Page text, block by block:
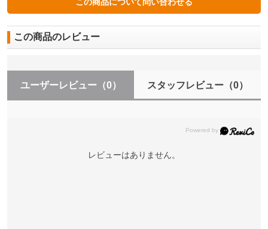
この商品のレビュー
ユーザーレビュー （0） スタッフレビュー（0）
レビューはありません。